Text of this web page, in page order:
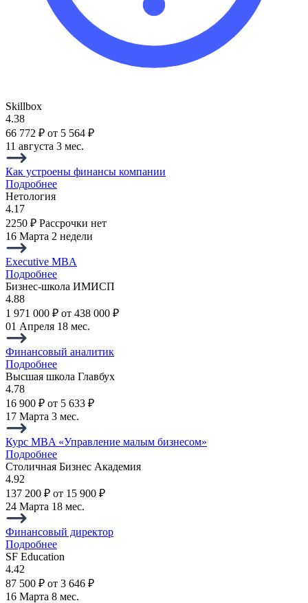
Skillbox
4.38
66 772 ₽ от 5 564 ₽
11 августа 3 мес.
Как устроены финансы компании
Подробнее
Нетология
4.17
2250 ₽ Рассрочки нет
16 Марта 2 недели
Executive MBA
Подробнее
Бизнес-школа ИМИСП
4.88
1 971 000 ₽ от 438 000 ₽
01 Апреля 18 мес.
Финансовый аналитик
Подробнее
Высшая школа Главбух
4.78
16 900 ₽ от 5 633 ₽
17 Марта 3 мес.
Курс MBA «Управление малым бизнесом»
Подробнее
Столичная Бизнес Академия
4.92
137 200 ₽ от 15 900 ₽
24 Марта 18 мес.
Финансовый директор
Подробнее
SF Education
4.42
87 500 ₽ от 3 646 ₽
16 Марта 8 мес.